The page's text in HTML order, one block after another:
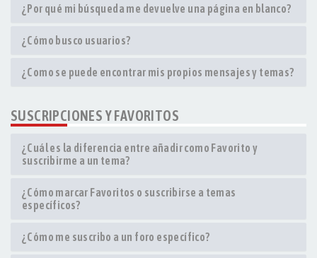
¿Por qué mi búsqueda me devuelve una página en blanco?
¿Cómo busco usuarios?
¿Como se puede encontrar mis propios mensajes y temas?
SUSCRIPCIONES Y FAVORITOS
¿Cuál es la diferencia entre añadir como Favorito y
suscribirme a un tema?
¿Cómo marcar Favoritos o suscribirse a temas
específicos?
¿Cómo me suscribo a un foro específico?